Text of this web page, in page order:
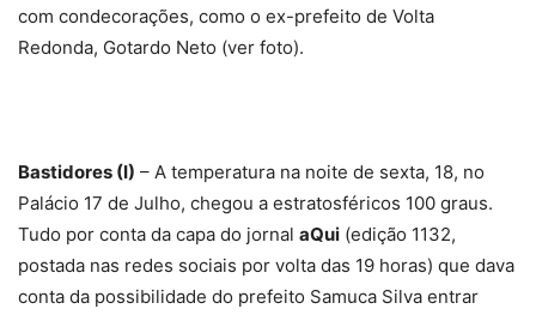
com condecorações, como o ex-prefeito de Volta
Redonda, Gotardo Neto (ver foto).
Bastidores (I) – A temperatura na noite de sexta, 18, no
Palácio 17 de Julho, chegou a estratosféricos 100 graus.
Tudo por conta da capa do jornal aQui (edição 1132,
postada nas redes sociais por volta das 19 horas) que dava
conta da possibilidade do prefeito Samuca Silva entrar